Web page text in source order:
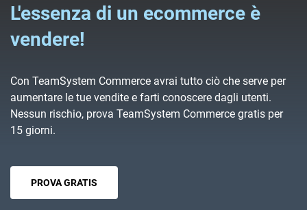
L'essenza di un ecommerce è
vendere!
Con TeamSystem Commerce avrai tutto ciò che serve per
aumentare le tue vendite e farti conoscere dagli utenti.
Nessun rischio, prova TeamSystem Commerce gratis per
15 giorni.
PROVA GRATIS